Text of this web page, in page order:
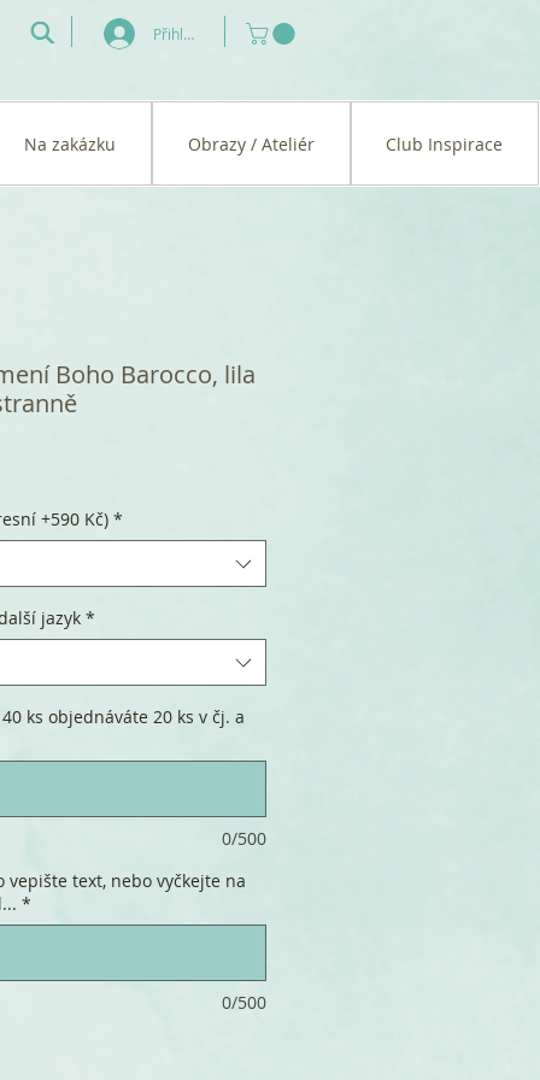
Přihlásit se
Na zakázku Obrazy / Ateliér Club Inspirace
Boho Barocco, lila
+590 Kč) *
jazyk *
ks objednáváte 20 ks v čj. a
0/500
vepište text, nebo vyčkejte na
*
0/500